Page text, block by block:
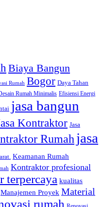
Biaya Bangun
Rumah Bogor Daya Tahan
Rumah Minimalis Efisiensi Energi
jasa bangun
Kontraktor Jasa
Rumah jasa
Keamanan Rumah
Kontraktor profesional
terpercaya kualitas
Manajemen Proyek Material
rumah